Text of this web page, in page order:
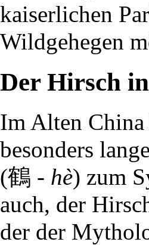
kaiserlichen
Wildgehegen
Der Hirsch
Im Alten China
besonders
(鶴 - hè) zum
auch, der
der der